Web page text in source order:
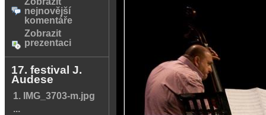
nejnovější
komentáře
Zobrazit
prezentaci
17. festival J.
Audese
1. IMG_3703-m.jpg
...